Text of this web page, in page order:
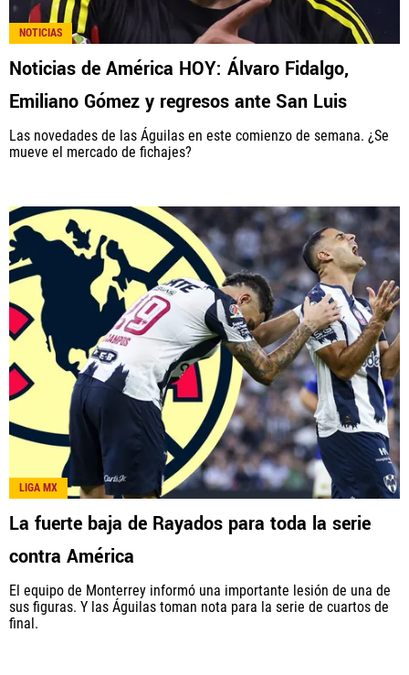
NOTICIAS
Noticias de América HOY: Álvaro Fidalgo,
Emiliano Gómez y regresos ante San Luis
Las novedades de las Águilas en este comienzo de semana. ¿Se
mueve el mercado de fichajes?
LIGA MX
La fuerte baja de Rayados para toda la serie
contra América
El equipo de Monterrey informó una importante lesión de una de
sus figuras. Y las Águilas toman nota para la serie de cuartos de
final.